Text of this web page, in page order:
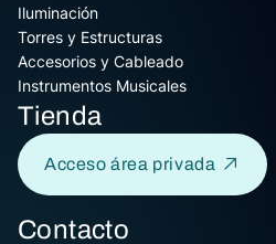
Iluminación
Torres y Estructuras
Accesorios y Cableado
Instrumentos Musicales
Tienda
Acceso área privada
Contacto